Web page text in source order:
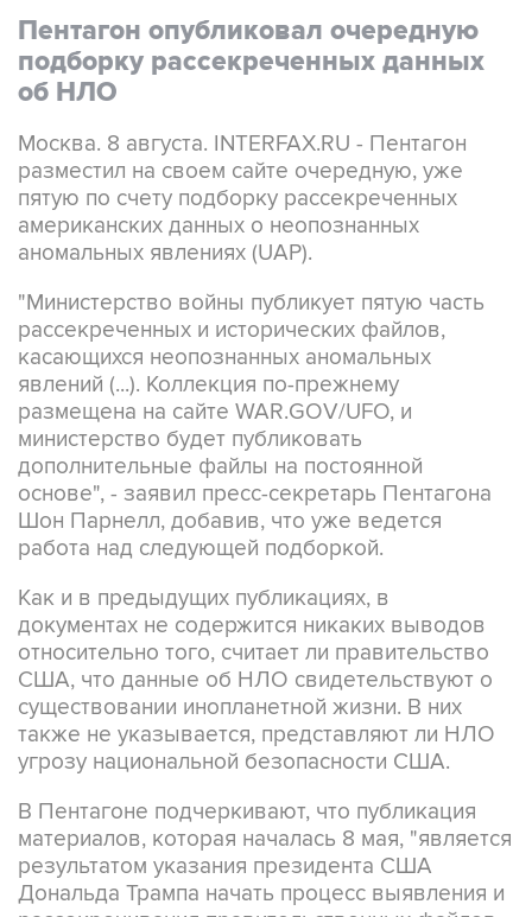
Пентагон опубликовал очередную
подборку рассекреченных данных
об НЛО
Москва. 8 августа. INTERFAX.RU - Пентагон
разместил на своем сайте очередную, уже
пятую по счету подборку рассекреченных
американских данных о неопознанных
аномальных явлениях (UAP).
"Министерство войны публикует пятую часть
рассекреченных и исторических файлов,
касающихся неопознанных аномальных
явлений (...). Коллекция по-прежнему
размещена на сайте WAR.GOV/UFO, и
министерство будет публиковать
дополнительные файлы на постоянной
основе", - заявил пресс-секретарь Пентагона
Шон Парнелл, добавив, что уже ведется
работа над следующей подборкой.
Как и в предыдущих публикациях, в
документах не содержится никаких выводов
относительно того, считает ли правительство
США, что данные об НЛО свидетельствуют о
существовании инопланетной жизни. В них
также не указывается, представляют ли НЛО
угрозу национальной безопасности США.
В Пентагоне подчеркивают, что публикация
материалов, которая началась 8 мая, "является
результатом указания президента США
Дональда Трампа начать процесс выявления и